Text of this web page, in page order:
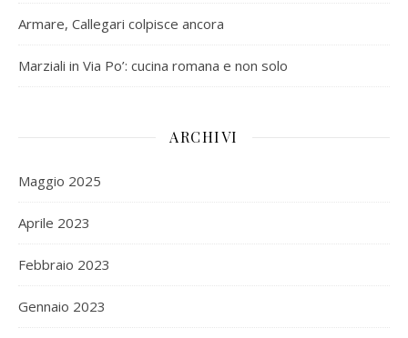
Armare, Callegari colpisce ancora
Marziali in Via Po’: cucina romana e non solo
ARCHIVI
Maggio 2025
Aprile 2023
Febbraio 2023
Gennaio 2023